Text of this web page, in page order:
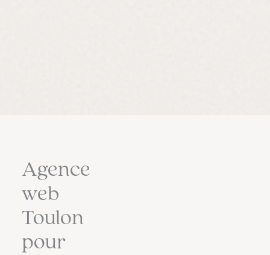
Agence
web
Toulon
pour